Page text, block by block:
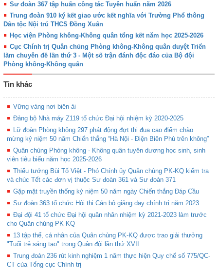
Sư đoàn 367 tập huấn công tác Tuyên huấn năm 2026
Trung đoàn 910 ký kết giao ước kết nghĩa với Trường Phổ thông
Dân tộc Nội trú THCS Đồng Xuân
Học viện Phòng không-Không quân tổng kết năm học 2025-2026
Cục Chính trị Quân chủng Phòng không-Không quân duyệt Triển
lãm chuyên đề lần thứ 3 - Một số trận đánh độc đáo của Bộ đội
Phòng không-Không quân
Tin khác
Vững vàng nơi biên ải
Đảng bộ Nhà máy Z119 tổ chức Đại hội nhiệm kỳ 2020-2025
Lữ đoàn Phòng không 297 phát động đợt thi đua cao điểm chào
mừng kỷ niệm 50 năm Chiến thắng “Hà Nội - Điện Biên Phủ trên không”
Quân chủng Phòng không - Không quân tuyên dương học sinh, sinh
viên tiêu biểu năm học 2025-2026
Thiếu tướng Bùi Tố Việt - Phó Chính ủy Quân chủng PK-KQ kiểm tra
và chúc Tết các đơn vị thuộc Sư đoàn 361 và Sư đoàn 371
Gặp mặt truyền thống kỷ niệm 50 năm ngày Chiến thắng Đáp Cầu
Sư đoàn 363 tổ chức Hội thi Cán bộ giảng dạy chính trị năm 2023
Đại đội 41 tổ chức Đại hội quân nhân nhiệm kỳ 2021-2023 làm trước
cho Quân chủng PK-KQ
13 tập thể, cá nhân của Quân chủng PK-KQ được trao giải thưởng
"Tuổi trẻ sáng tạo" trong Quân đội lần thứ XVII
Trung đoàn 236 rút kinh nghiệm 1 năm thực hiện Quy chế số 775/QC-
CT của Tổng cục Chính trị